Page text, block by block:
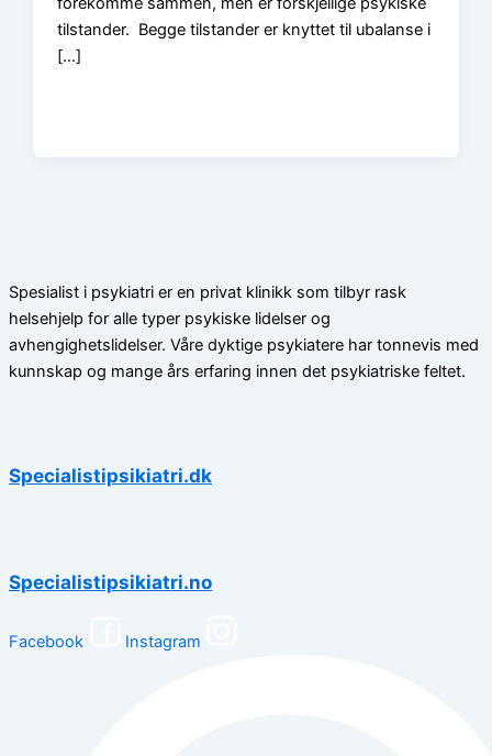
tilstander. Begge tilstander er knyttet til ubalanse i
[…]
Spesialist i psykiatri er en privat klinikk som tilbyr rask
helsehjelp for alle typer psykiske lidelser og
avhengighetslidelser. Våre dyktige psykiatere har tonnevis med
kunnskap og mange års erfaring innen det psykiatriske feltet.
Specialistipsikiatri.dk
Specialistipsikiatri.no
Facebook Instagram